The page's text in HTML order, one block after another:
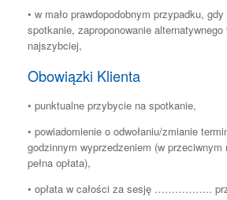
• w mało prawdopodobnym przypadku,
spotkanie, zaproponowanie
najszybciej,
Obowiązki Klienta
• punktualne przybycie na spotkanie,
• powiadomienie o odwołaniu/zmianie
godzinnym wyprzedzeniem (w przeciwnym
pełna opłata),
• opłata w całości za sesję ……………..